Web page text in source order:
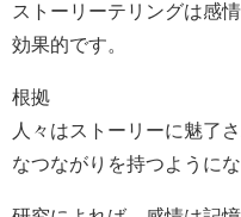
ストーリーテリングは感
効果的です。
根拠
人々はストーリーに魅了
なつながりを持つようにな